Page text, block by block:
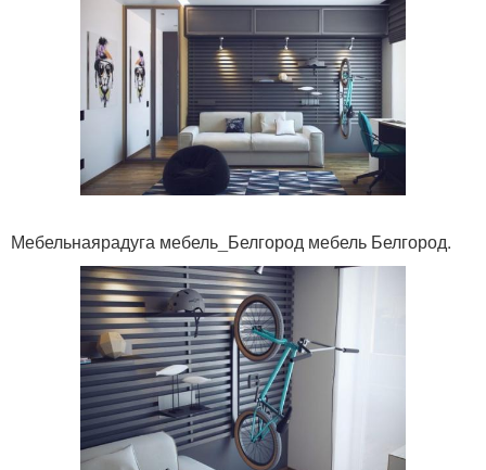
Мебельнаярадуга мебель_Белгород мебель Белгород.